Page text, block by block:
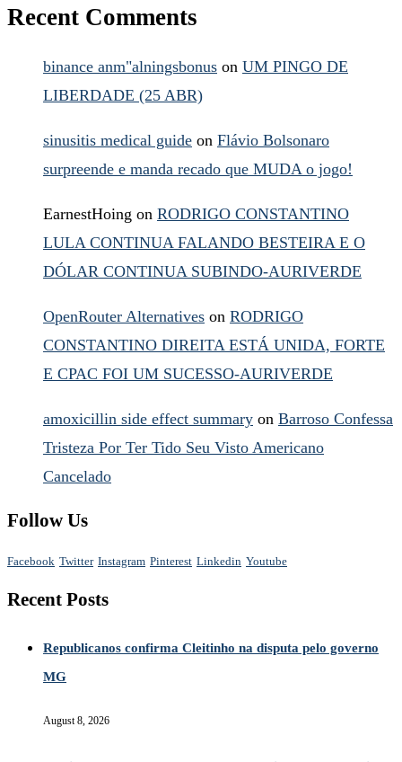
Recent Comments
binance anm"alningsbonus on UM PINGO DE
LIBERDADE (25 ABR)
sinusitis medical guide on Flávio Bolsonaro
surpreende e manda recado que MUDA o jogo!
EarnestHoing on RODRIGO CONSTANTINO
LULA CONTINUA FALANDO BESTEIRA E O
DÓLAR CONTINUA SUBINDO-AURIVERDE
OpenRouter Alternatives on RODRIGO
CONSTANTINO DIREITA ESTÁ UNIDA, FORTE
E CPAC FOI UM SUCESSO-AURIVERDE
amoxicillin side effect summary on Barroso Confessa
Tristeza Por Ter Tido Seu Visto Americano
Cancelado
Follow Us
Facebook Twitter Instagram Pinterest Linkedin Youtube
Recent Posts
Republicanos confirma Cleitinho na disputa pelo governo
MG
August 8, 2026